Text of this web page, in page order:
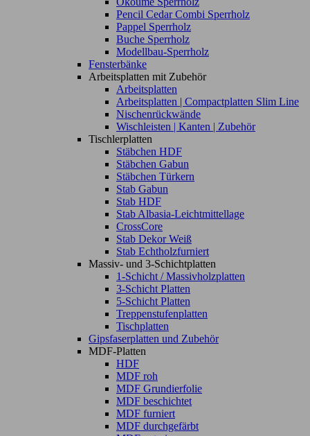
Pencil Cedar Combi Sperrholz
Pappel Sperrholz
Buche Sperrholz
Modellbau-Sperrholz
Fensterbänke
Arbeitsplatten mit Zubehör
Arbeitsplatten
Arbeitsplatten | Compactplatten Slim Line
Nischenrückwände
Wischleisten | Kanten | Zubehör
Tischlerplatten
Stäbchen HDF
Stäbchen Gabun
Stäbchen Türkern
Stab Gabun
Stab HDF
Stab Albasia-Leichtmittellage
CrossCore
Stab Dekor Weiß
Stab Echtholzfurniert
Massiv- und 3-Schichtplatten
1-Schicht / Massivholzplatten
3-Schicht Platten
5-Schicht Platten
Treppenstufenplatten
Tischplatten
Gipsfaserplatten und Zubehör
MDF-Platten
HDF
MDF roh
MDF Grundierfolie
MDF beschichtet
MDF furniert
MDF durchgefärbt